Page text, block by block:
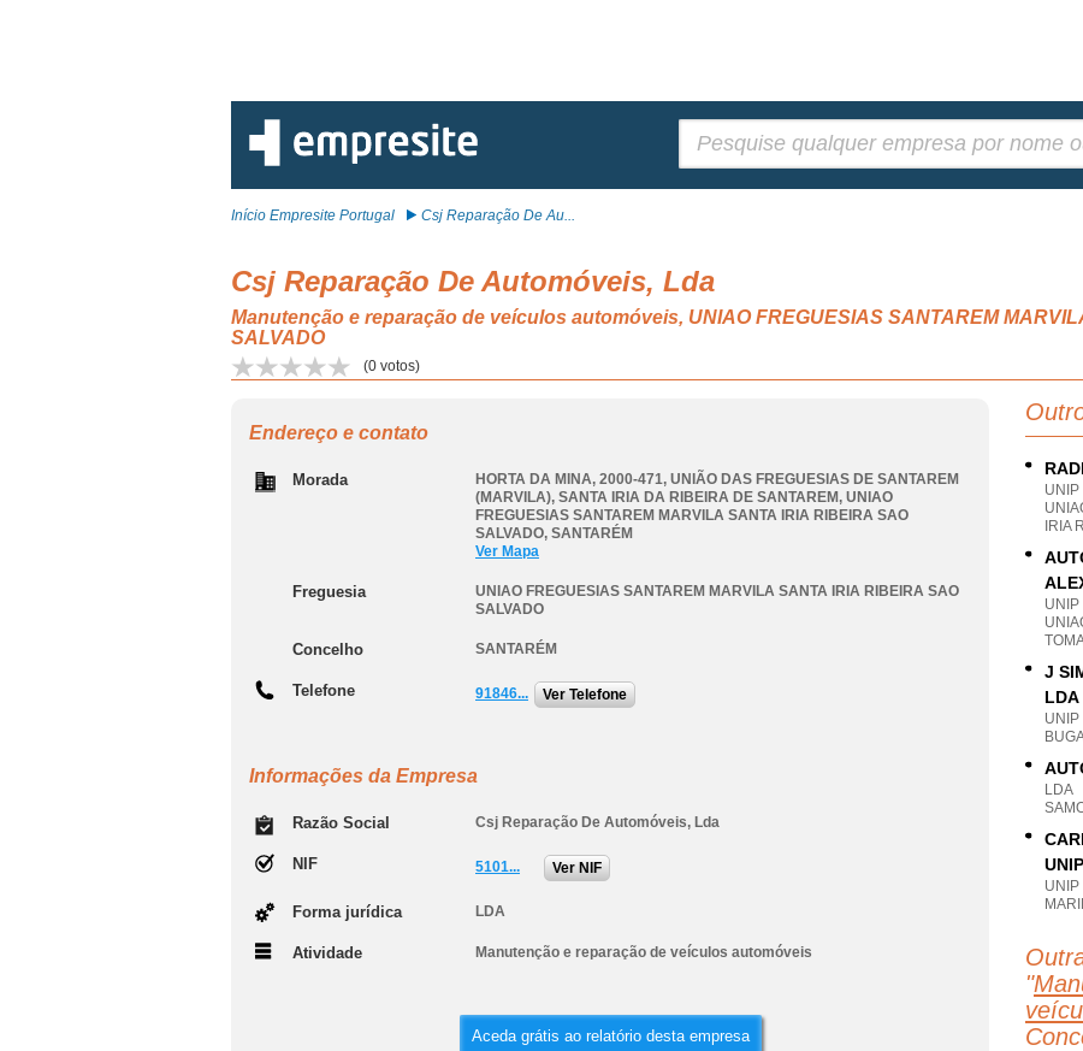
Início Empresite Portugal Csj Reparação De Au...
Csj Reparação De Automóveis, Lda
Manutenção e reparação de veículos automóveis, UNIAO FREGUESIAS SANTAREM
SALVADO
(0 votos)
Endereço e contato
Morada
HORTA DA MINA, 2000-471, UNIÃO DAS FREGUESIAS DE SANTAREM
(MARVILA), SANTA IRIA DA RIBEIRA DE SANTAREM , UNIAO
FREGUESIAS SANTAREM MARVILA SANTA IRIA RIBEIRA SAO
SALVADO, SANTARÉM
Ver Mapa
Freguesia
UNIAO FREGUESIAS SANTAREM MARVILA SANTA IRIA RIBEIRA SAO
SALVADO
Concelho SANTARÉM
Telefone 91846... Ver Telefone
Informações da Empresa
Razão Social Csj Reparação De Automóveis, Lda
NIF 5101... Ver NIF
Forma jurídica LDA
Atividade Manutenção e reparação de veículos automóveis
Aceda grátis ao relatório desta empresa
UNIP
IRIA
UNIP
J
LDA
UNIP
LDA
UNIP
"